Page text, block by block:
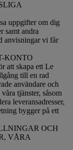
uppgifter om dig
samt andra
anvisningar vi får
KONTO
att skapa ett Le
till en rad
användare och
tjänster, såsom
leveransadresser,
bygger på ett
OCH
VÅRA